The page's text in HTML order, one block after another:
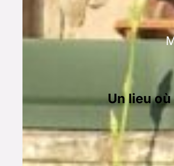
Un lieu